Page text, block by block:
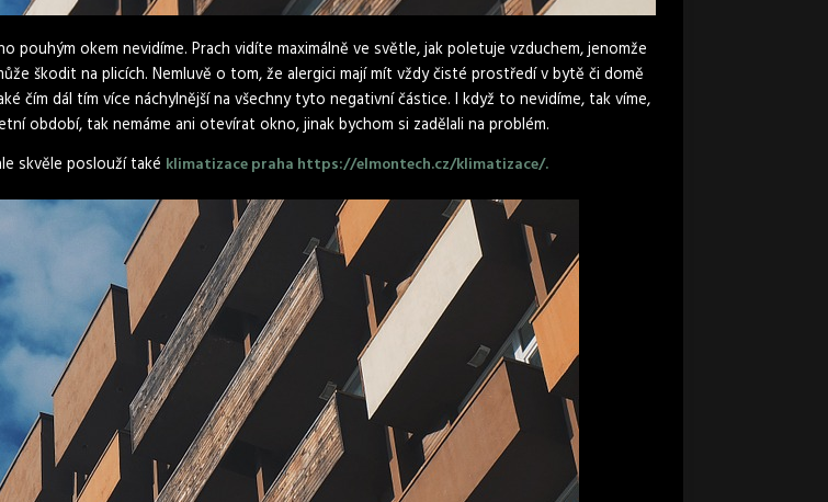
okem nevidíme. Prach vidíte maximálně ve světle, jak poletuje vzduchem, jenomže
škodit na plicích. Nemluvě o tom, že alergici mají mít vždy čisté prostředí v bytě či domě
čím dál tím více náchylnější na všechny tyto negativní částice. I když to nevidíme, tak víme,
období, tak nemáme ani otevírat okno, jinak bychom si zadělali na problém.
skvěle poslouží také klimatizace praha https://elmontech.cz/klimatizace/.